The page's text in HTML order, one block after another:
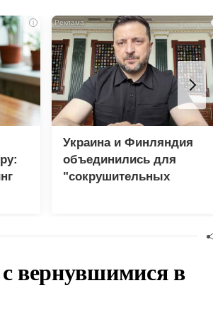
i
Украина и Финляндия
объединились для
"сокрушительных
вернувшимися в